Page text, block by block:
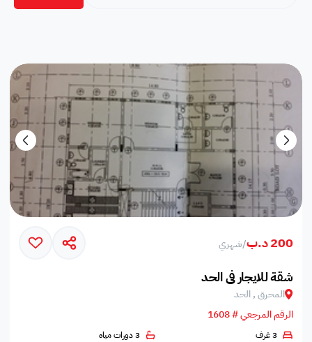
200 د.ب /شهري
شقة للايجار في الحد
المحرق , الحد
الرقم المرجعي # 1608
3 غرف 3 دورات مياه